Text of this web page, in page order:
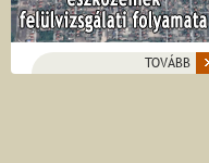
TOVÁBB